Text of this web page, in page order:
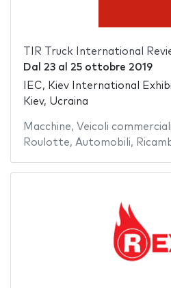
TIR Truck International
Dal 23al 25 ottobre 2019
IEC, Kiev International
Kiev, Ucraina
Macchine, Veicoli commerciali
Roulotte, Automobili,